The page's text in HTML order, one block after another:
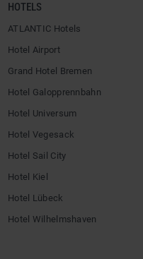
HOTELS
ATLANTIC Hotels
Hotel Airport
Grand Hotel Bremen
Hotel Galopprennbahn
Hotel Universum
Hotel Vegesack
Hotel Sail City
Hotel Kiel
Hotel Lübeck
Hotel Wilhelmshaven